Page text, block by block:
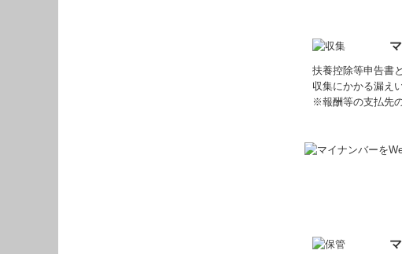
扶養控除等申告書
収集にかかる漏え
※報酬等の支払先